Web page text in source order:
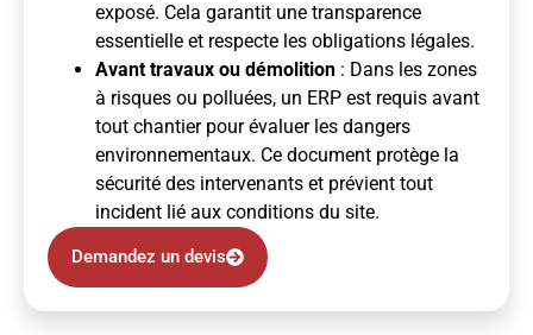
exposé. Cela garantit une transparence
essentielle et respecte les obligations légales.
Avant travaux ou démolition : Dans les zones
à risques ou polluées, un ERP est requis avant
tout chantier pour évaluer les dangers
environnementaux. Ce document protège la
sécurité des intervenants et prévient tout
incident lié aux conditions du site.
Demandez un devis